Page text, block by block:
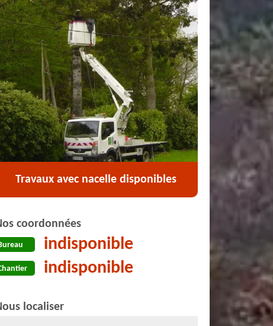
Travaux avec nacelle disponibles
coordonnées
indisponible
indisponible
localiser